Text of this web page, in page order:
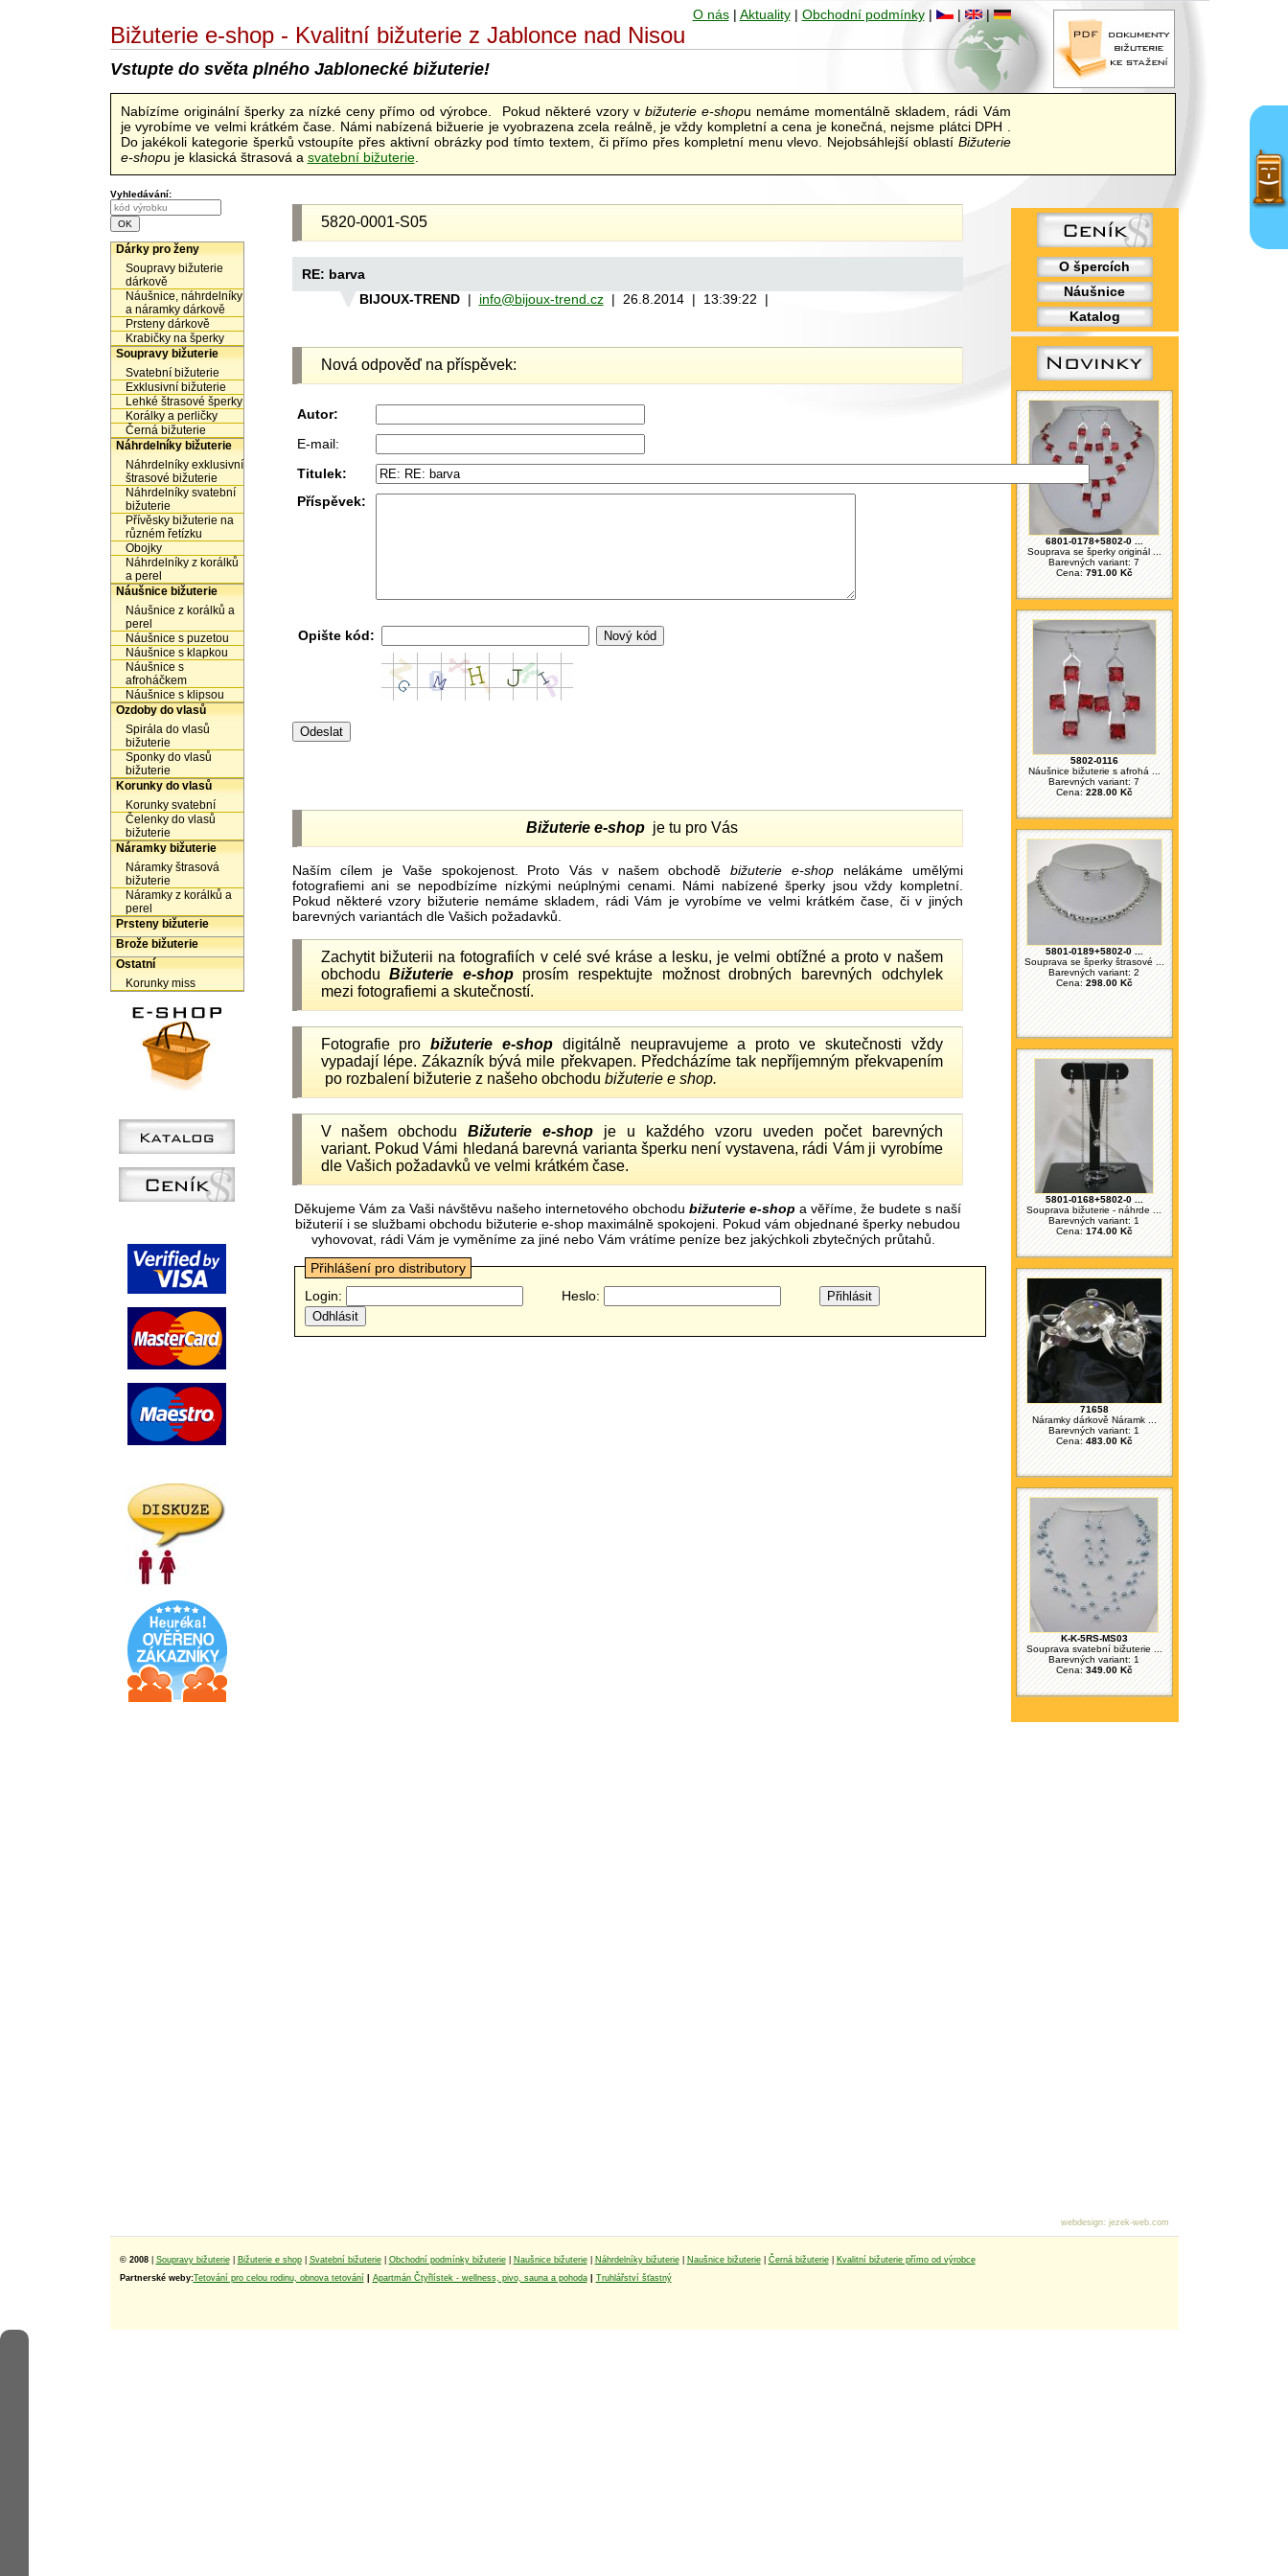
O špercích
Náušnice
Katalog
6801-0178+5802-0 ...
Souprava se šperky originál ...
Barevných variant: 7
Cena: 791.00 Kč
5802-0116
Náušnice bižuterie s afrohá ...
Barevných variant: 7
Cena: 228.00 Kč
5801-0189+5802-0 ...
Souprava se šperky štrasové ...
Barevných variant: 2
Cena: 298.00 Kč
5801-0168+5802-0 ...
Souprava bižuterie - náhrde ...
Barevných variant: 1
Cena: 174.00 Kč
71658
Náramky dárkově Náramk ...
Barevných variant: 1
Cena: 483.00 Kč
K-K-5RS-MS03
Souprava svatební bižuterie ...
Barevných variant: 1
Cena: 349.00 Kč
O nás| Aktuality| Obchodní podmínky| | |
Bižuterie e-shop - Kvalitní bižuterie z Jablonce nad Nisou
Vstupte do světa plného Jablonecké bižuterie!
Nabízíme originální šperky za nízké ceny přímo od výrobce. Pokud některé vzory v bižuterie e-shopu nemáme momentálně skladem, rádi Vám
je vyrobíme ve velmi krátkém čase. Námi nabízená bižuerie je vyobrazena zcela reálně, je vždy kompletní a cena je konečná, nejsme plátci DPH .
Do jakékoli kategorie šperků vstoupíte přes aktivní obrázky pod tímto textem, či přímo přes kompletní menu vlevo. Nejobsáhlejší oblastí Bižuterie
e-shopu je klasická štrasová a svatební bižuterie.
Vyhledávání:
Dárky pro ženy
Soupravy bižuterie
dárkově
Náušnice, náhrdelníky
a náramky dárkově
Prsteny dárkově
Krabičky na šperky
Soupravy bižuterie
Svatební bižuterie
Exklusivní bižuterie
Lehké štrasové šperky
Korálky a perličky
Černá bižuterie
Náhrdelníky bižuterie
Náhrdelníky exklusivní
štrasové bižuterie
Náhrdelníky svatební
bižuterie
Přívěsky bižuterie na
různém řetízku
Obojky
Náhrdelníky z korálků
a perel
Náušnice bižuterie
Náušnice z korálků a
perel
Náušnice s puzetou
Náušnice s klapkou
Náušnice s
afroháčkem
Náušnice s klipsou
Ozdoby do vlasů
Spirála do vlasů
bižuterie
Sponky do vlasů
bižuterie
Korunky do vlasů
Korunky svatební
Čelenky do vlasů
bižuterie
Náramky bižuterie
Náramky štrasová
bižuterie
Náramky z korálků a
perel
Prsteny bižuterie
Brože bižuterie
Ostatní
Korunky miss
5820-0001-S05
RE: barva
BIJOUX-TREND| info@bijoux-trend.cz| 26.8.2014 | 13:39:22 |
Nová odpověď na příspěvek:
Autor:
E-mail:
Titulek:
Příspěvek:
Opište kód:
Bižuterie e-shopje tu pro Vás
Naším cílem je Vaše spokojenost. Proto Vás v našem obchoděbižuterie e-shopnelákáme umělými
fotografiemi ani se nepodbízíme nízkými neúplnými cenami. Námi nabízené šperky jsou vždy kompletní.
Pokud některé vzory bižuterie nemáme skladem, rádi Vám je vyrobíme ve velmi krátkém čase, či v jiných
barevných variantách dle Vašich požadavků.
Zachytit bižuterii na fotografiích v celé své kráse a lesku, je velmi obtížné a proto v našem
obchoduBižuterie e-shopprosím respektujte možnost drobných barevných odchylek
mezi fotografiemi a skutečností.
Fotografie probižuterie e-shopdigitálně neupravujeme a proto ve skutečnosti vždy
vypadají lépe. Zákazník bývá mile překvapen. Předcházíme tak nepříjemným překvapením
po rozbalení bižuterie z našeho obchodu bižuterie e shop.
V našem obchoduBižuterie e-shop je u každého vzoru uveden počet barevných
variant. Pokud Vámi hledaná barevná varianta šperku není vystavena, rádi Vám ji vyrobíme
dle Vašich požadavků ve velmi krátkém čase.
Děkujeme Vám za Vaši návštěvu našeho internetového obchodu bižuterie e-shop a věříme, že budete s naší
bižuterií i se službami obchodu bižuterie e-shop maximálně spokojeni. Pokud vám objednané šperky nebudou
vyhovovat, rádi Vám je vyměníme za jiné nebo Vám vrátíme peníze bez jakýchkoli zbytečných průtahů.
Přihlášení pro distributory
Login:
Heslo:
© 2008 Soupravy bižuterie| Bižuterie e shop| Svatební bižuterie| Obchodní podmínky bižuterie| Naušnice bižuterie| Náhrdelníky bižuterie| Naušnice bižuterie| Černá bižuterie|
Kvalitní bižuterie přímo od výrobce
Partnerské weby:Tetování pro celou rodinu, obnova tetování Apartmán Čtyřlístek - wellness, pivo, sauna a pohoda| Truhlářství šťastný
webdesign: jezek-web.com